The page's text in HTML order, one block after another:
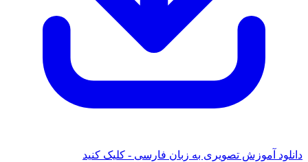
تصویری به زبان فارسی - کلیک کنید